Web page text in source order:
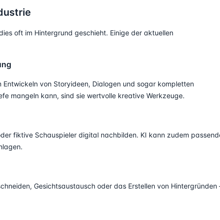
oft im Hintergrund geschieht. Einige der aktuellen
von Storyideen, Dialogen und sogar kompletten
mangeln kann, sind sie wertvolle kreative Werkzeuge.
fiktive Schauspieler digital nachbilden. KI kann zudem
Gesichtsaustausch oder das Erstellen von Hintergründen